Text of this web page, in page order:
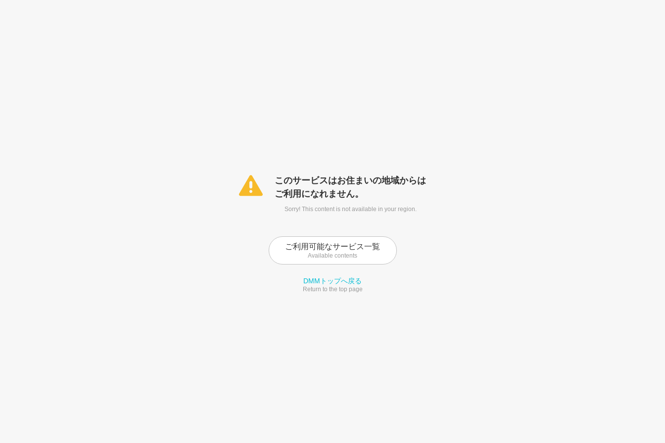
このサービスはお住まいの地域からは
ご利用になれません。
Sorry! This content is not available in your region.
ご利用可能なサービス一覧
Available contents
DMMトップへ戻る
Return to the top page